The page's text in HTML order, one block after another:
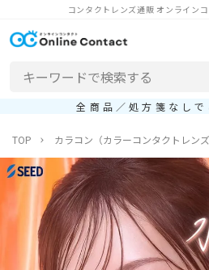
コンタクトレンズ通販 オンライン
全商品／処方箋なしで
TOP カラコン（カラーコンタクトレンズ